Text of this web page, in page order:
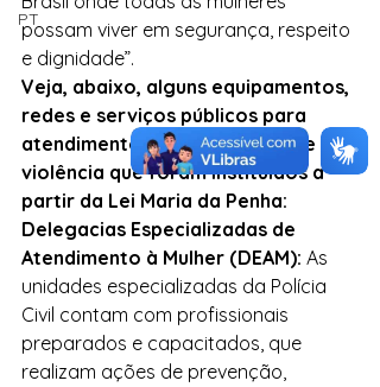
PT
possam viver em segurança, respeito
e dignidade”.
Veja, abaixo, alguns equipamentos,
redes e serviços públicos para
atendimento à mulher vítima de
violência que foram instituídos a
partir da Lei Maria da Penha:
Delegacias Especializadas de
Atendimento à Mulher (DEAM): As
unidades especializadas da Polícia
Civil contam com profissionais
preparados e capacitados, que
realizam ações de prevenção,